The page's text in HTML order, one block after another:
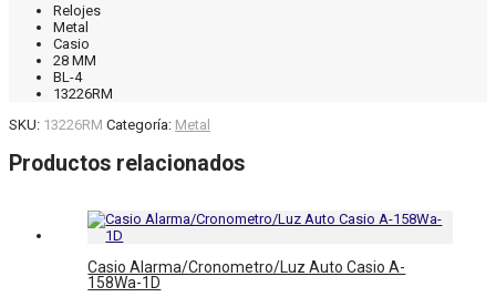
Relojes
Metal
Casio
28 MM
BL-4
13226RM
SKU: 13226RM Categoría: Metal
Productos relacionados
Casio Alarma/Cronometro/Luz Auto Casio A-
158Wa-1D